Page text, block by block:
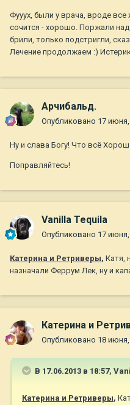
Фууух, были у врача, вроде
сочится - хорошо. Поржали
брили, только подстригли,
Лечение продолжаем :)
Арчибальд.
Опубликовано 17
Ну и слава Богу! Что всё
Поправляйтесь!
Vanilla Tequila
Опубликовано 17
Катерина и Ретриверы, Катя,
назначали Феррум Лек, ну и
Катерина и
Опубликовано 18
В 17.06.2013 в 18:57,
Катерина и Ретриверы,